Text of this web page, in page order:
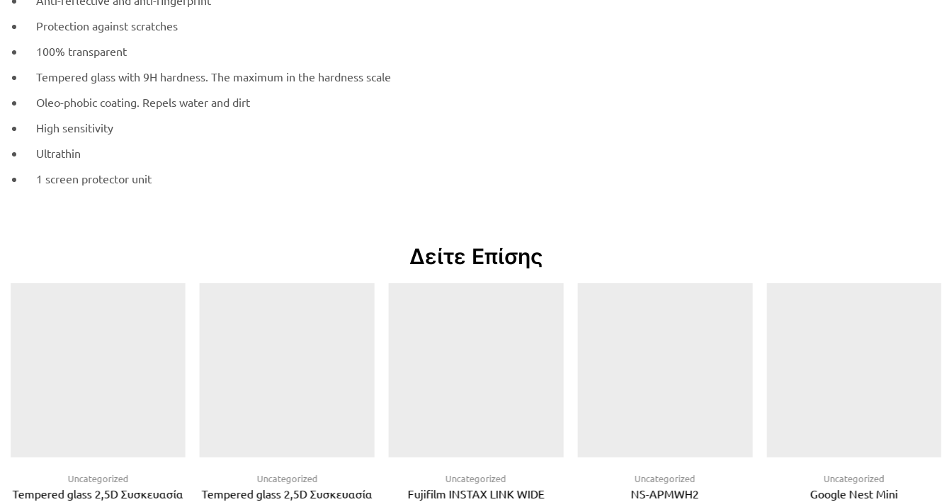
Protection against scratches
100% transparent
Tempered glass with 9H hardness. The maximum in the hardness scale
Oleo-phobic coating. Repels water and dirt
High sensitivity
Ultrathin
1 screen protector unit
Δείτε Επίσης
Uncategorized
Tempered glass 2,5D Συσκευασία
Uncategorized
Tempered glass 2,5D Συσκευασία
Uncategorized
Fujifilm INSTAX LINK WIDE
Uncategorized
NS-APMWH2
Uncategorized
Google Nest Mini